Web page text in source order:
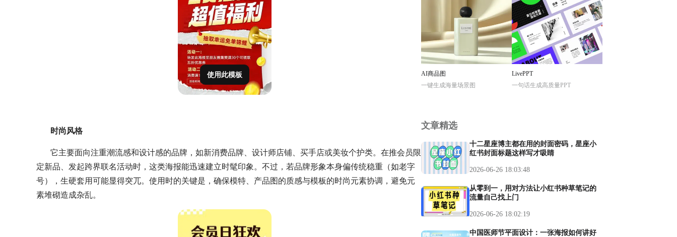
使用此模板
时尚风格
它主要面向注重潮流感和设计感的品牌，如新消费品牌、设计师店铺、买手店或美妆个护类。在推会员限
定新品、发起跨界联名活动时，这类海报能迅速建立时髦印象。不过，若品牌形象本身偏传统稳重（如老字
号），生硬套用可能显得突兀。使用时的关键是，确保模特、产品图的质感与模板的时尚元素协调，避免元
素堆砌造成杂乱。
AI商品图
一键生成海量场景图
LivePPT
一句话生成高质量PPT
文章精选
十二星座博主都在用的封面密码，星座小
红书封面标题这样写才吸睛
2026-06-26 18:03:48
从零到一，用对方法让小红书种草笔记的
流量自己找上门
2026-06-26 18:02:19
中国医师节平面设计：一张海报如何讲好